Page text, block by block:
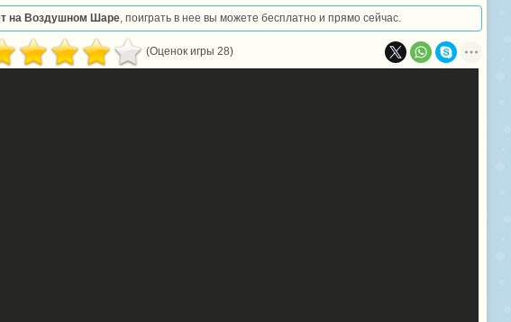
на Воздушном Шаре, поиграть в нее вы можете бесплатно и прямо сейчас.
(Оценок игры 28)